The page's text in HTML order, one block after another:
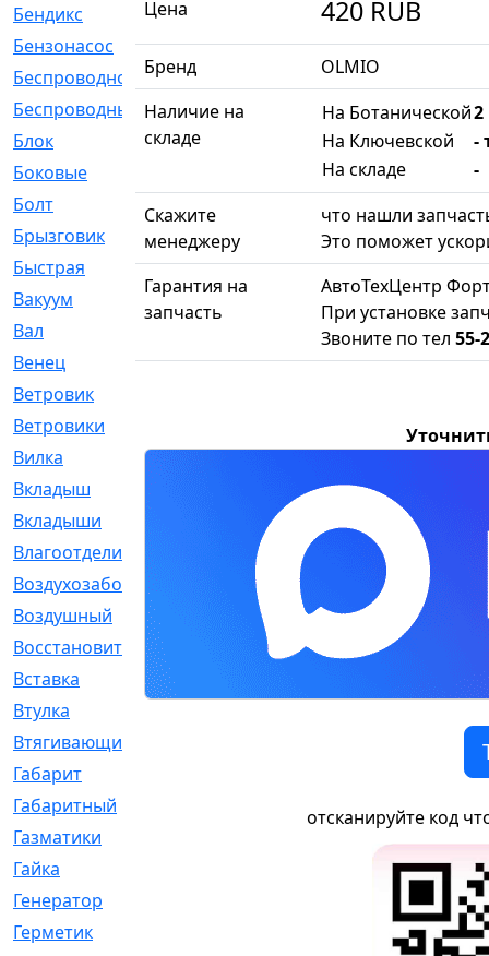
Бендикс
Бензонасос
[17]
Беспроводное
Беспроводные
[1]
Блок
[81]
Боковые
Болт
Брызговик
[77]
Быстрая
[2]
Вакуум
[23]
Вал
Венец
[16]
Ветровик
Ветровики
Вилка
[15]
Вкладыш
Вкладыши
Влагоотделитель
Воздухозаборник
Воздушный
Восстановительный
Вставка
Втулка
Втягивающий
Габарит
Габаритный
Газматики
Гайка
Генератор
Герметик
Цена 420 RUB
Бренд
OLMIO
Наличие на
складе
На Ботанической2
На Ключевской
-
На складе
-
Скажите
менеджеру
что нашли
Это поможет
Гарантия на
запчасть
АвтоТехЦентр
При установке
Звоните по тел 55-
отсканируйте код